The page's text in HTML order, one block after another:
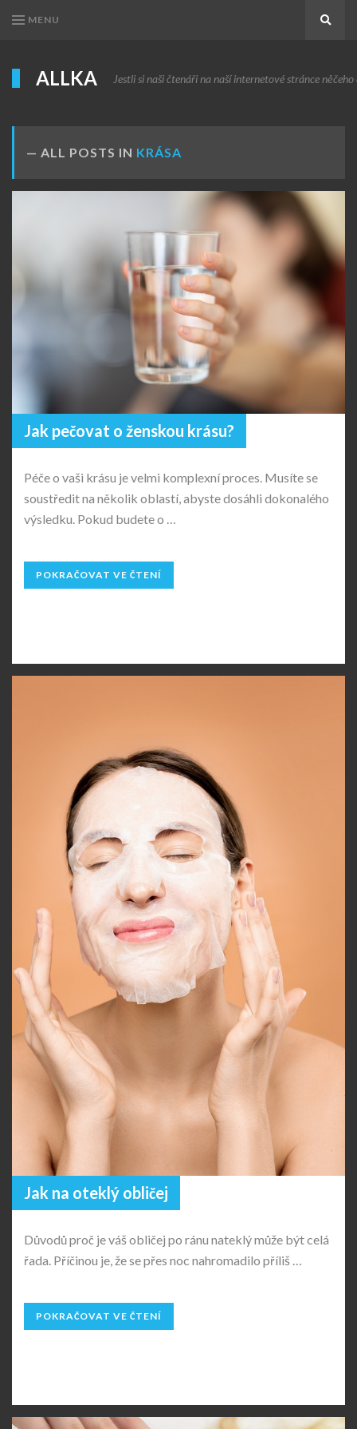
MENU
ALLKA Jestli si naši čtenáři na naší internetové stránce
ALL POSTS IN KRÁSA
Jak pečovat o ženskou krásu?
Péče o vaši krásu je velmi komplexní proces. Musíte se
soustředit na několik oblastí, abyste dosáhli dokonalého
výsledku. Pokud budete o …
POKRAČOVAT VE ČTENÍ
Jak na oteklý obličej
Důvodů proč je váš obličej po ránu nateklý může být celá
řada. Příčinou je, že se přes noc nahromadilo příliš …
POKRAČOVAT VE ČTENÍ